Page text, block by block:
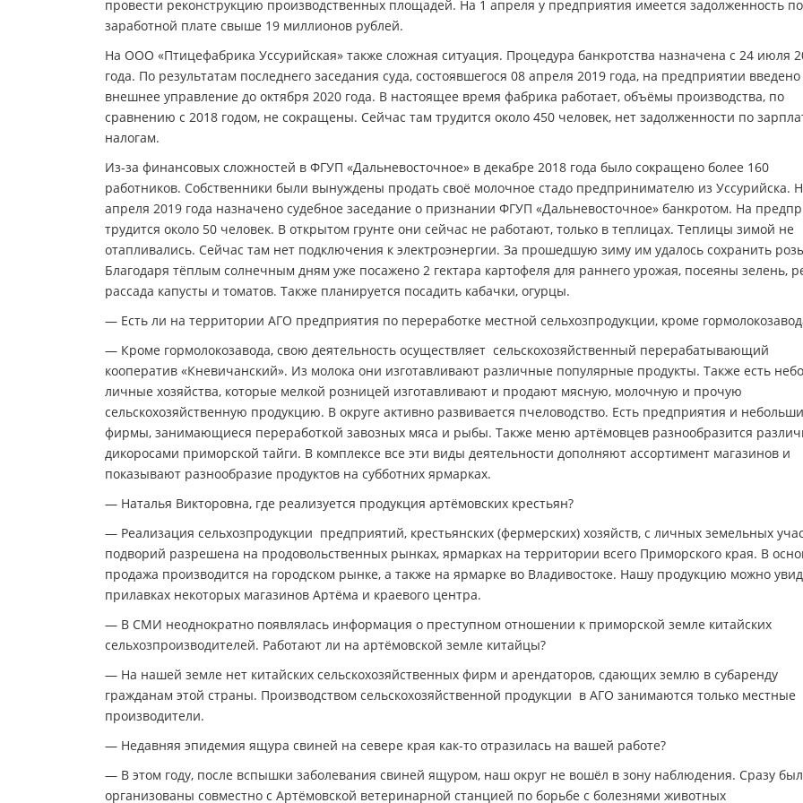
провести реконструкцию производственных площадей. На 1 апреля у предприятия имеется задолженность по
заработной плате свыше 19 миллионов рублей.
На ООО «Птицефабрика Уссурийская» также сложная ситуация. Процедура банкротства назначена с 24 июля
года. По результатам последнего заседания суда, состоявшегося 08 апреля 2019 года, на предприятии введено
внешнее управление до октября 2020 года. В настоящее время фабрика работает, объёмы производства, по
сравнению с 2018 годом, не сокращены. Сейчас там трудится около 450 человек, нет задолженности по
налогам.
Из-за финансовых сложностей в ФГУП «Дальневосточное» в декабре 2018 года было сокращено более 160
работников. Собственники были вынуждены продать своё молочное стадо предпринимателю из Уссурийска.
апреля 2019 года назначено судебное заседание о признании ФГУП «Дальневосточное» банкротом. На
трудится около 50 человек. В открытом грунте они сейчас не работают, только в теплицах. Теплицы зимой не
отапливались. Сейчас там нет подключения к электроэнергии. За прошедшую зиму им удалось сохранить
Благодаря тёплым солнечным дням уже посажено 2 гектара картофеля для раннего урожая, посеяны зелень,
рассада капусты и томатов. Также планируется посадить кабачки, огурцы.
— Есть ли на территории АГО предприятия по переработке местной сельхозпродукции, кроме
— Кроме гормолокозавода, свою деятельность осуществляет сельскохозяйственный перерабатывающий
кооператив «Кневичанский». Из молока они изготавливают различные популярные продукты. Также есть
личные хозяйства, которые мелкой розницей изготавливают и продают мясную, молочную и прочую
сельскохозяйственную продукцию. В округе активно развивается пчеловодство. Есть предприятия и
фирмы, занимающиеся переработкой завозных мяса и рыбы. Также меню артёмовцев разнообразится
дикоросами приморской тайги. В комплексе все эти виды деятельности дополняют ассортимент магазинов и
показывают разнообразие продуктов на субботних ярмарках.
— Наталья Викторовна, где реализуется продукция артёмовских крестьян?
— Реализация сельхозпродукции предприятий, крестьянских (фермерских) хозяйств, с личных земельных
подворий разрешена на продовольственных рынках, ярмарках на территории всего Приморского края. В
продажа производится на городском рынке, а также на ярмарке во Владивостоке. Нашу продукцию можно
прилавках некоторых магазинов Артёма и краевого центра.
— В СМИ неоднократно появлялась информация о преступном отношении к приморской земле китайских
сельхозпроизводителей. Работают ли на артёмовской земле китайцы?
— На нашей земле нет китайских сельскохозяйственных фирм и арендаторов, сдающих землю в субаренду
гражданам этой страны. Производством сельскохозяйственной продукции в АГО занимаются только местные
производители.
— Недавняя эпидемия ящура свиней на севере края как-то отразилась на вашей работе?
— В этом году, после вспышки заболевания свиней ящуром, наш округ не вошёл в зону наблюдения. Сразу
организованы совместно с Артёмовской ветеринарной станцией по борьбе с болезнями животных